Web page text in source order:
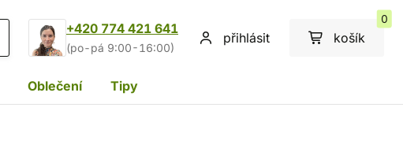
+420 774 421 641
(po-pá 9:00-16:00)
přihlásit košík
0
Oblečení Tipy